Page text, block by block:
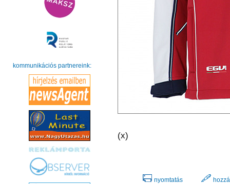
kommunikációs partnereink:
(x)
nyomtatás